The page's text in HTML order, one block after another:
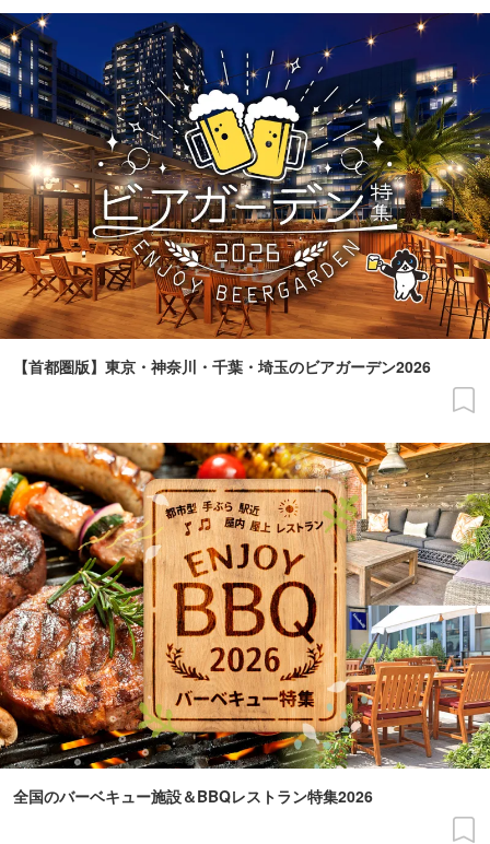
【首都圏版】東京・神奈川・千葉・埼玉のビアガーデン2026
全国のバーベキュー施設＆BBQレストラン特集2026